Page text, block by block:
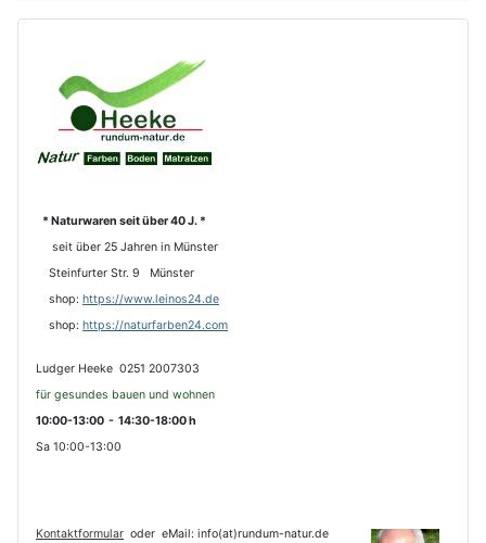
* Naturwaren seit über 40 J. *
seit über 25 Jahren in Münster
Steinfurter Str. 9 Münster
shop: https://www.leinos24.de
shop: https://naturfarben24.com
Ludger Heeke 0251 2007303
für gesundes bauen und wohnen
10:00-13:00 - 14:30-18:00 h
Sa 10:00-13:00
Kontaktformular oder eMail: info(at)rundum-natur.de